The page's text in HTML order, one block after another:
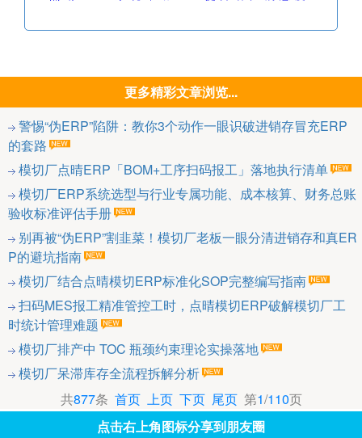
更多精彩文章浏览...
警惕“伪ERP”陷阱：教你3个动作一眼识破进销存冒充ERP
的套路
模切厂点晴ERP「BOM+工序扫码报工」落地执行清单
模切厂ERP系统选型与行业专属功能、成本核算、财务总账
验收标准评估手册
别再被“伪ERP”割韭菜！模切厂老板一眼分清进销存和真ER
P的避坑指南
模切厂结合点晴模切ERP标准化SOP完整编写指南
扫码MES报工精准管控工时，点晴模切ERP破解模切厂工
时统计管理难题
模切厂排产中 TOC 瓶颈约束理论实操落地
模切厂呆滞库存全流程拆解分析
共877条 首页 上页 下页 尾页第1/110页
点击右上角图标分享到朋友圈